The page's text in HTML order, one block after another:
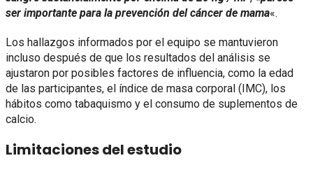
ser importante para la prevención del cáncer de mama«.
Los hallazgos informados por el equipo se mantuvieron
incluso después de que los resultados del análisis se
ajustaron por posibles factores de influencia, como la edad
de las participantes, el índice de masa corporal (IMC), los
hábitos como tabaquismo y el consumo de suplementos de
calcio.
Limitaciones del estudio